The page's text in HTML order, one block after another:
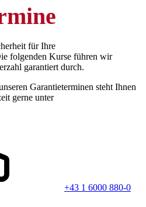
für Ihre
folgenden Kurse führen wir
garantiert durch.
Garantieterminen steht Ihnen
gerne unter
+43 1 6000 880-0